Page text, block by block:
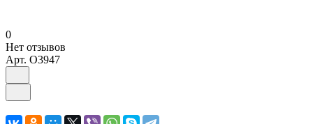
0
Нет отзывов
Арт. O3947